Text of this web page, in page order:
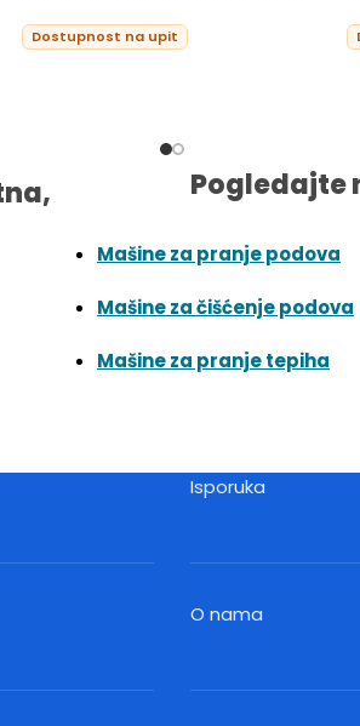
Dostupnost na upit
Pogledajte
Mašine za pranje podova
Mašine za čišćenje podova
Mašine za pranje tepiha
Isporuka
O nama